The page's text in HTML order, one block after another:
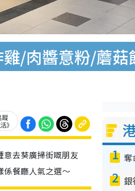
/肉醬意粉/蘑菇
蹤
》
去葵廣掃街嘅朋友
係餐廳人氣之選～
1
2